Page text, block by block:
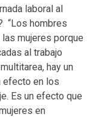
laboral al
“Los hombres
mujeres porque
al trabajo
hay un
efecto en los
Es un efecto que
en